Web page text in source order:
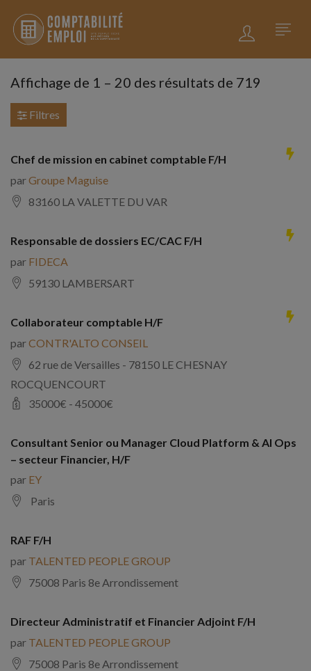
Affichage de 1 – 20 des résultats de 719
Filtres
Chef de mission en cabinet comptable F/H
parGroupe Maguise
83160 LA VALETTE DU VAR
Responsable de dossiers EC/CAC F/H
par FIDECA
59130 LAMBERSART
Collaborateur comptable H/F
parCONTR'ALTO CONSEIL
62 rue de Versailles - 78150 LE CHESNAY
ROCQUENCOURT
35000€ - 45000€
Consultant Senior ou Manager Cloud Platform & AI Ops
– secteur Financier, H/F
par EY
Paris
RAF F/H
par TALENTED PEOPLE GROUP
75008 Paris 8e Arrondissement
Directeur Administratif et Financier Adjoint F/H
par TALENTED PEOPLE GROUP
75008 Paris 8e Arrondissement